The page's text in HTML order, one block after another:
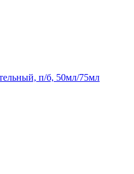
п/б, 50мл/75мл